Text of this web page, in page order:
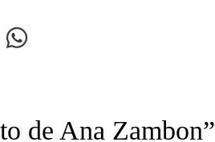
de Ana Zambon”